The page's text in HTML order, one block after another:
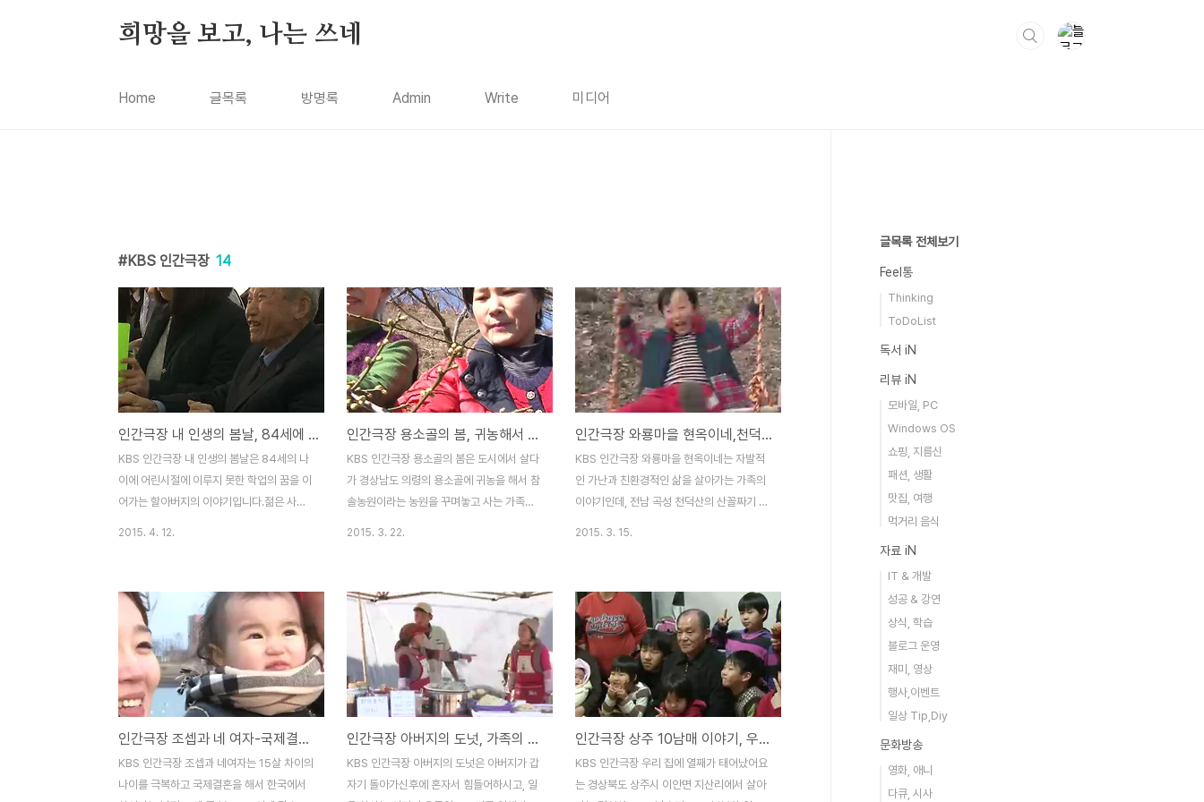
희망을 보고, 나는 쓰네
Home 글목록 방명록 Admin Write 미디어
KBS 인간극장 14
인간극장 내 인생의 봄날, 84세에 중학교에 복학한 김복환 할아버지의 전성시대
KBS 인간극장 내 인생의 봄날은 84세의 나
이에 어린시절에 이루지 못한 학업의 꿈을 이
어가는 할아버지의 이야기입니다.젊은 사람
제서야 도전을 하시는데, 그 열정이 큰 기대
가 되는듯 합니다.KBS 인간극장-춘이 할매
전성시대, 초등학교에 입학해서 한글을 배우
는 장춘이 할머니의 이야기SBS 순간포착 세
상에 이런 일이 - 64세 중학생 할머니아니
세상에 이런 일이라고 생각하실수도 있겠지
만, 실제로 이런 일은 종종 있다고 하는데, 할
아버지 또한 TV에서 할머니가 수능시험에
도전을 하는것을 보고 자극을 받아서 다시금
2015. 4. 12.
인간극장 용소골의 봄, 귀농해서 함께 농사짓는 참솔 농원 딸부자 가족 이야기
KBS 인간극장 용소골의 봄은 도시에서 살다
가 경상남도 의령의 용소골에 귀농을 해서 참
솔농원이라는 농원을 꾸며놓고 사는 가족의
의 삶 등 다양한 이야기를 보여줄듯 합니다.
인간극장 황소 여사는 못말려, 충남 금산 바
리실 사과 마을의 가족 이야기KBS 다큐멘터
리 3일-두번째 인생, 제주 올레 게스트하우
스(올레길 10코스의 행복한 사람들의 이야
기)여의도 벚꽃축제, 3월말에 활짝 피워버린
윤중로의 모습과 방문기(대중교통, 주차장 정
보)딸 부잣집의 아픈 사연젋은 시절에 딸만
여섯명을 내리 나은 어머니 전인수(90) 할머
2015. 3. 22.
인간극장 와룡마을 현옥이네,천덕산 죽염 천일염을 만들며 산속에서 살아가는 가족 이야기
KBS 인간극장 와룡마을 현옥이네는 자발적
인 가난과 친환경적인 삶을 살아가는 가족의
이야기인데, 전남 곡성 천덕산의 산꼴짜기 오
을 사는것일수도있는데, 그들은 어떤 삶을 살
아가고, 과연 행복한지를 알아보고, 과연 우
리가 진정으로 바라는 삶은 어떤 삶이고, 현
재 어떻게 살고 있는지를 돌아보시면 어떨까
싶네요. 인간극장 지유네 산골일기-유기농
효소 울진 방주공동체 강문필,최정화 부부 가
족의 귀농의 삶인간극장 석봉씨의 봄, 지리산
둘레길 산촌민박 김석봉 가족의 귀농 이야기
인간극장 득량만에 깃들다-들개 이준철씨 가
2015. 3. 15.
인간극장 조셉과 네 여자-국제결혼으로 행복하게 살아가는 초롱,올리비아 가족의 비결
KBS 인간극장 조셉과 네여자는 15살 차이의
나이를 극복하고 국제결혼을 해서 한국에서
인간극장 아버지의 도넛, 가족의 행복을 찾아가는 박옥경 박근철 남매 이야기
KBS 인간극장 아버지의 도넛은 아버지가 갑
자기 돌아가신후에 혼자서 힘들어하시고, 일
인간극장 상주 10남매 이야기, 우리 집에 열째가 태어났어요 김현식 남수미 부부와 대가족
KBS 인간극장 우리 집에 열째가 태어났어요
는 경상북도 상주시 이안면 지산리에서 살아
글목록 전체보기
Feel통
Thinking
ToDoList
독서 iN
리뷰 iN
모바일, PC
Windows OS
쇼핑, 지름신
패션, 생활
맛집, 여행
먹거리 음식
자료 iN
IT & 개발
성공 & 강연
상식, 학습
블로그 운영
재미, 영상
행사,이벤트
일상 Tip,Diy
문화방송
영화, 애니
다큐, 시사